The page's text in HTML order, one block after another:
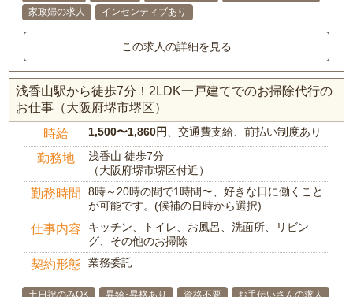
家政婦の求人
インセンティブあり
この求人の詳細を見る
浅香山駅から徒歩7分！2LDK一戸建てでのお掃除代行の
お仕事（大阪府堺市堺区）
時給 1,500〜1,860円 、交通費支給、前払い制度あり
勤務地
浅香山 徒歩7分
（大阪府堺市堺区付近）
勤務時間
8時～20時の間で1時間〜、好きな日に働くこと
が可能です。(候補の日時から選択)
仕事内容
キッチン、トイレ、お風呂、洗面所、リビン
グ、その他のお掃除
契約形態 業務委託
土日祝のみOK 昇給･昇格あり 資格不要 お手伝いさんの求人